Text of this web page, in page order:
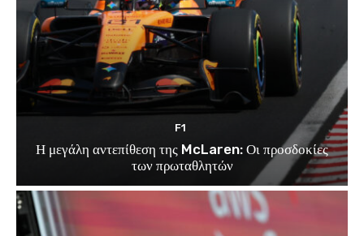
F1
Η μεγάλη αντεπίθεση της McLaren: Οι προσδοκίες
των πρωταθλητών